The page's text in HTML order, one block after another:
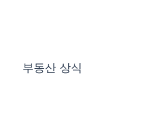
부동산 상식